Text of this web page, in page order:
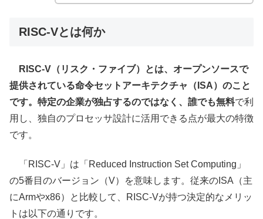
RISC-Vとは何か
RISC-V（リスク・ファイブ）とは、オープンソースで
提供されている命令セットアーキテクチャ（ISA）のこと
です。特定の企業が独占するのではなく、誰でも無料で利
用し、独自のプロセッサ設計に活用できる点が最大の特徴
です。
「RISC-V」は「Reduced Instruction Set Computing」
の5番目のバージョン（V）を意味します。従来のISA（主
にArmやx86）と比較して、RISC-Vが持つ決定的なメリッ
トは以下の通りです。